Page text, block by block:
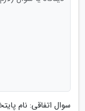
سوال اتفاقی: نام